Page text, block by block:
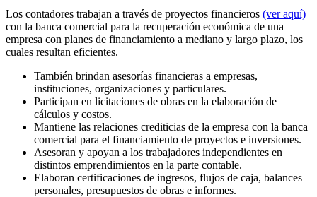
Los contadores trabajan a través de proyectos financieros (ver aquí)
con la banca comercial para la recuperación económica de una
empresa con planes de financiamiento a mediano y largo plazo, los
cuales resultan eficientes.
También brindan asesorías financieras a empresas,
instituciones, organizaciones y particulares.
Participan en licitaciones de obras en la elaboración de
cálculos y costos.
Mantiene las relaciones crediticias de la empresa con la banca
comercial para el financiamiento de proyectos e inversiones.
Asesoran y apoyan a los trabajadores independientes en
distintos emprendimientos en la parte contable.
Elaboran certificaciones de ingresos, flujos de caja, balances
personales, presupuestos de obras e informes.